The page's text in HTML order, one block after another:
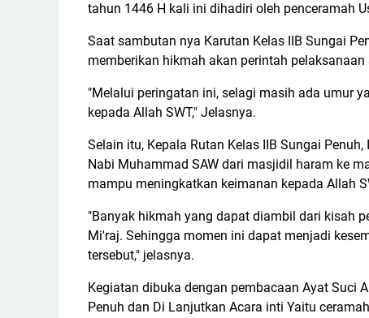
tahun 1446 H kali ini dihadiri oleh penceramah
Saat sambutan nya Karutan Kelas IIB Sungai
memberikan hikmah akan perintah
"Melalui peringatan ini, selagi masih ada umur
kepada Allah SWT," Jelasnya.
Selain itu, Kepala Rutan Kelas IIB Sungai
Nabi Muhammad SAW dari masjidil haram ke
mampu meningkatkan keimanan kepada Allah
"Banyak hikmah yang dapat diambil dari kisah
Mi'raj. Sehingga momen ini dapat menjadi
tersebut," jelasnya.
Kegiatan dibuka dengan pembacaan Ayat Suci
Penuh dan Di Lanjutkan Acara inti Yaitu